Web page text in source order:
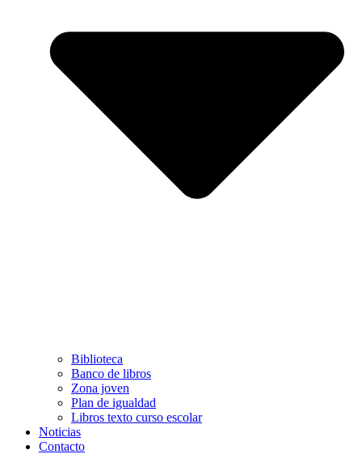
Biblioteca
Banco de libros
Zona joven
Plan de igualdad
Libros texto curso escolar
Noticias
Contacto